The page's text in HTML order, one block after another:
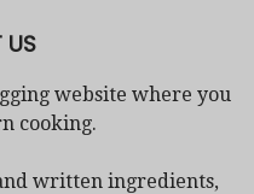
US
website where you
cooking.
written ingredients,